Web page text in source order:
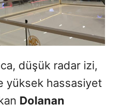
düşük radar izi,
yüksek hassasiyet
Dolanan